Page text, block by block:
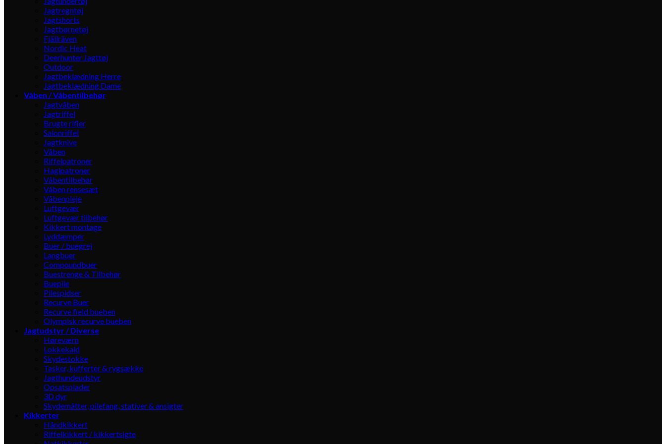
Jagtregntøj
Jagtshorts
Jagtbørnetøj
Fjällräven
Nordic Heat
Deerhunter Jagttøj
Outdoor
Jagtbeklædning Herre
Jagtbeklædning Dame
Våben / Våbentilbehør
Jagtvåben
Jagtriffel
Brugte rifler
Salonriffel
Jagtknive
Våben
Riffelpatroner
Haglpatroner
Våbentilbehør
Våben rensesæt
Våbenpleje
Luftgevær
Luftgevær tilbehør
Kikkert montage
Lyddæmper
Buer / buegrej
Langbuer
Compoundbuer
Buestrenge & Tilbehør
Buepile
Pilespidser
Recurve Buer
Recurve field bueben
Olympisk recurve bueben
Jagtudstyr / Diverse
Høreværn
Lokkekald
Skydestokke
Tasker, kufferter & rygsække
Jagthundeudstyr
Opsatsplader
3D dyr
Skydemåtter, pilefang, stativer & ansigter
Kikkerter
Håndkikkert
Riffelkikkert / kikkertsigte